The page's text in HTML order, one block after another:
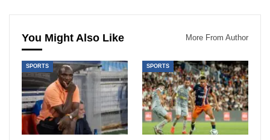
You Might Also Like More From Author
SPORTS SPORTS